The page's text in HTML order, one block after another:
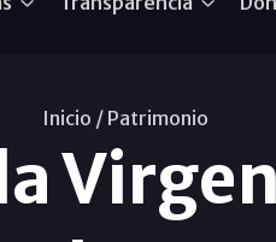
Inicio / Patrimonio